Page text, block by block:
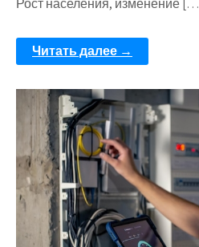
Рост населения, изменение […]
Читать далее →